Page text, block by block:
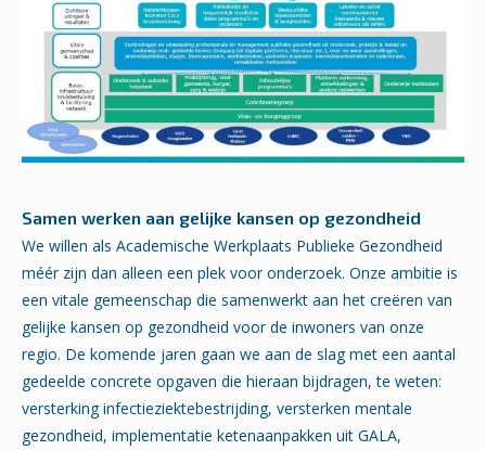
Samen werken aan gelijke kansen op gezondheid
We willen als Academische Werkplaats Publieke Gezondheid
méér zijn dan alleen een plek voor onderzoek. Onze ambitie is
een vitale gemeenschap die samenwerkt aan het creëren van
gelijke kansen op gezondheid voor de inwoners van onze
regio. De komende jaren gaan we aan de slag met een aantal
gedeelde concrete opgaven die hieraan bijdragen, te weten:
versterking infectieziektebestrijding, versterken mentale
gezondheid, implementatie ketenaanpakken uit GALA,